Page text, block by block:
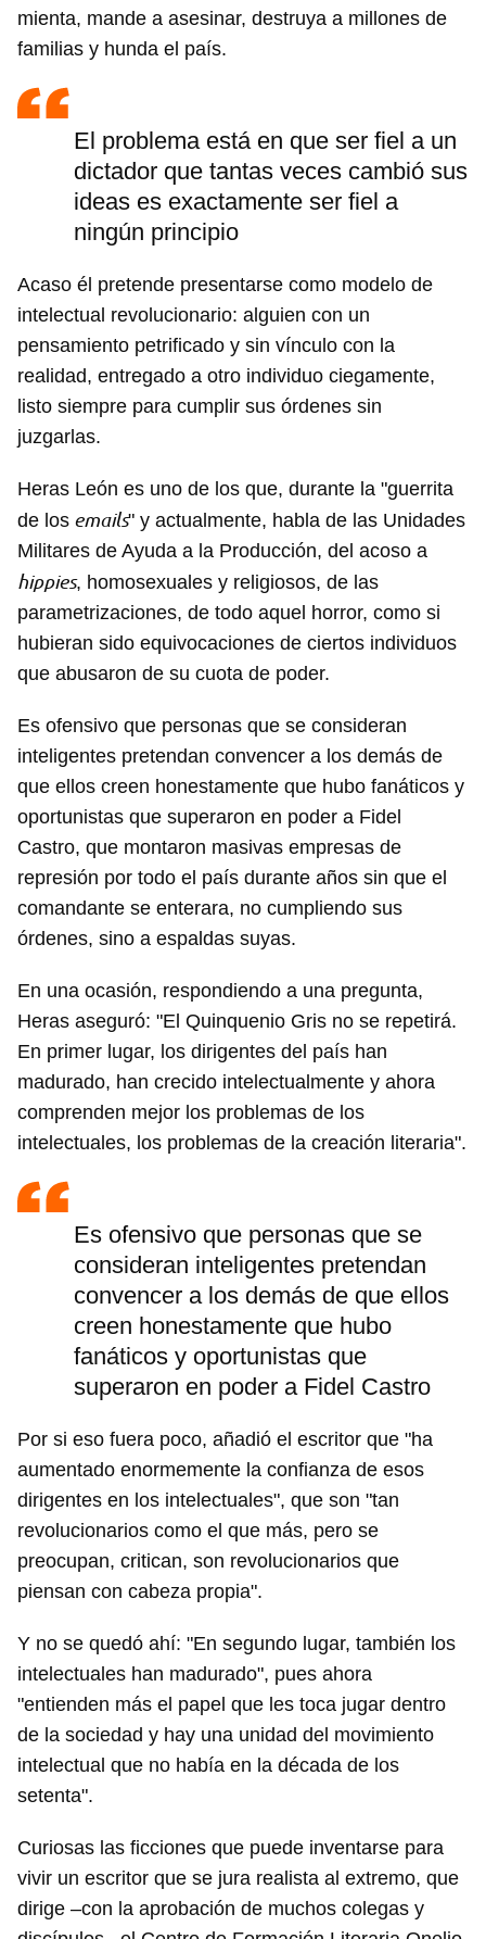
Guardar como favorito
Para poder guardar como favorito, primero has de
iniciar sesión con tu cuenta de 14ymedio.
INICIAR SESIÓN CANCELAR
mienta, mande a asesinar, destruya a millones de
familias y hunda el país.
El problema está en que ser fiel a un
dictador que tantas veces cambió sus
ideas es exactamente ser fiel a
ningún principio
Acaso él pretende presentarse como modelo de
intelectual revolucionario: alguien con un
pensamiento petrificado y sin vínculo con la
realidad, entregado a otro individuo ciegamente,
listo siempre para cumplir sus órdenes sin
juzgarlas.
Heras León es uno de los que, durante la "guerrita
de los emails" y actualmente, habla de las Unidades
Militares de Ayuda a la Producción, del acoso a
hippies, homosexuales y religiosos, de las
parametrizaciones, de todo aquel horror, como si
hubieran sido equivocaciones de ciertos individuos
que abusaron de su cuota de poder.
Es ofensivo que personas que se consideran
inteligentes pretendan convencer a los demás de
que ellos creen honestamente que hubo fanáticos y
oportunistas que superaron en poder a Fidel
Castro, que montaron masivas empresas de
represión por todo el país durante años sin que el
comandante se enterara, no cumpliendo sus
órdenes, sino a espaldas suyas.
En una ocasión, respondiendo a una pregunta,
Heras aseguró: "El Quinquenio Gris no se repetirá.
En primer lugar, los dirigentes del país han
madurado, han crecido intelectualmente y ahora
comprenden mejor los problemas de los
intelectuales, los problemas de la creación literaria".
Es ofensivo que personas que se
consideran inteligentes pretendan
convencer a los demás de que ellos
creen honestamente que hubo
fanáticos y oportunistas que
superaron en poder a Fidel Castro
Por si eso fuera poco, añadió el escritor que "ha
aumentado enormemente la confianza de esos
dirigentes en los intelectuales", que son "tan
revolucionarios como el que más, pero se
preocupan, critican, son revolucionarios que
piensan con cabeza propia".
Y no se quedó ahí: "En segundo lugar, también los
intelectuales han madurado", pues ahora
"entienden más el papel que les toca jugar dentro
de la sociedad y hay una unidad del movimiento
intelectual que no había en la década de los
setenta".
Curiosas las ficciones que puede inventarse para
vivir un escritor que se jura realista al extremo, que
dirige –con la aprobación de muchos colegas y